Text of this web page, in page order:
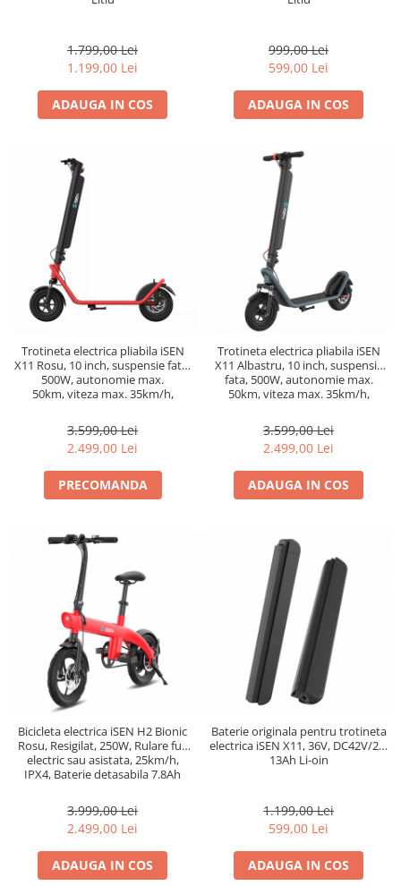
1.799,00 Lei
1.199,00 Lei
ADAUGA IN COS
999,00 Lei
599,00 Lei
ADAUGA IN COS
Trotineta electrica pliabila iSEN
X11 Rosu, 10 inch, suspensie fata,
500W, autonomie max.
50km, viteza max. 35km/h,
3.599,00 Lei
2.499,00 Lei
PRECOMANDA
Trotineta electrica pliabila iSEN
X11 Albastru, 10 inch, suspensie
fata, 500W, autonomie max.
50km, viteza max. 35km/h,
3.599,00 Lei
2.499,00 Lei
ADAUGA IN COS
Bicicleta electrica iSEN H2 Bionic
Rosu, Resigilat, 250W, Rulare full
electric sau asistata, 25km/h,
IPX4, Baterie detasabila 7.8Ah
3.999,00 Lei
2.499,00 Lei
ADAUGA IN COS
Baterie originala pentru trotineta
electrica iSEN X11, 36V, DC42V/2A,
13Ah Li-oin
1.199,00 Lei
599,00 Lei
ADAUGA IN COS